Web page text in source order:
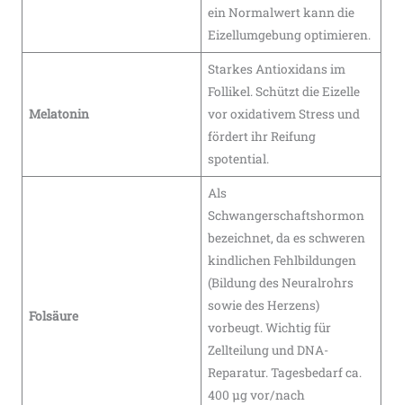
ein Normalwert kann die
Eizellumgebung optimieren.
Melatonin
Starkes Antioxidans im
Follikel. Schützt die Eizelle
vor oxidativem Stress und
fördert ihr Reifung​
spotential.
Folsäure
Als
Schwangerschaftshormon
bezeichnet, da es schweren
kindlichen Fehlbildungen
(Bildung des Neuralrohrs
sowie des Herzens)
vorbeugt. Wichtig für
Zellteilung und DNA-
Reparatur. Tagesbedarf ca.
400 µg vor/nach